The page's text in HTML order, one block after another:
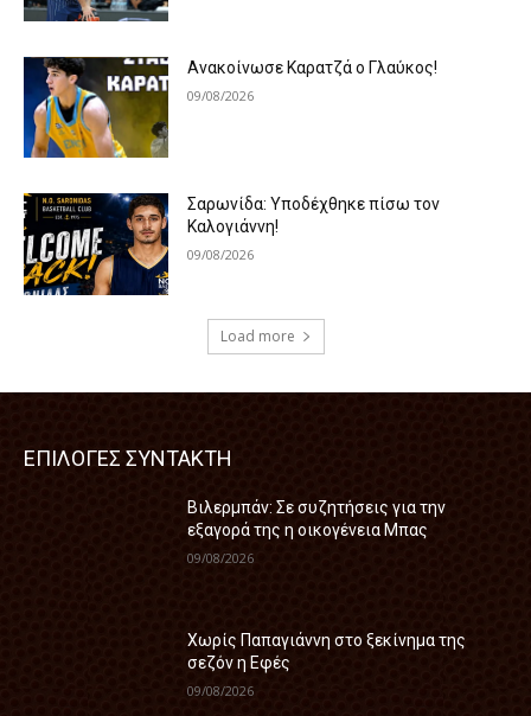
Ανακοίνωσε Καρατζά ο Γλαύκος!
09/08/2026
Σαρωνίδα: Υποδέχθηκε πίσω τον
Καλογιάννη!
09/08/2026
Load more
ΕΠΙΛΟΓΕΣ ΣΥΝΤΑΚΤΗ
Βιλερμπάν: Σε συζητήσεις για την
εξαγορά της η οικογένεια Μπας
09/08/2026
Χωρίς Παπαγιάννη στο ξεκίνημα της
σεζόν η Εφές
09/08/2026